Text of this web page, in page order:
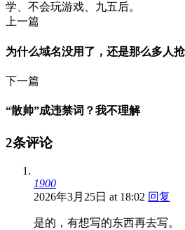
学、不会玩游戏、九五后。
上一篇
为什么域名没用了，还是那么多人
下一篇
“散帅”成违禁词？我不理解
2条评论
1900
2026年3月25日 at 18:02 回复
是的，有想写的东西再去写。